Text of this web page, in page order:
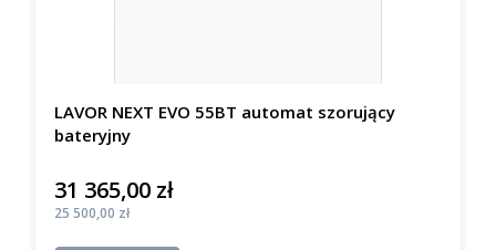
LAVOR NEXT EVO 55BT automat szorujący
bateryjny
Cena
31 365,00 zł
Cena
25 500,00 zł